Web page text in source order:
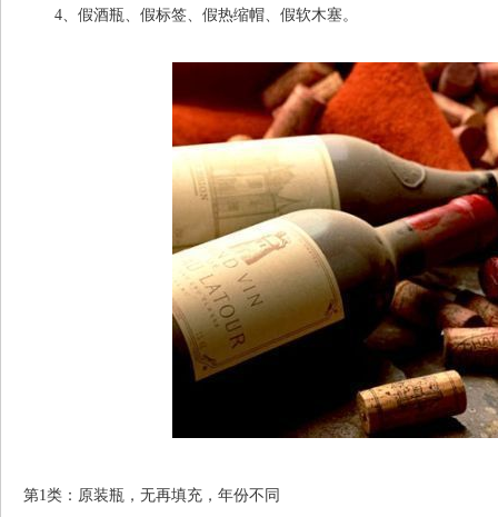
4、假酒瓶、假标签、假热缩帽、假软木塞。
第1类：原装瓶，无再填充，年份不同